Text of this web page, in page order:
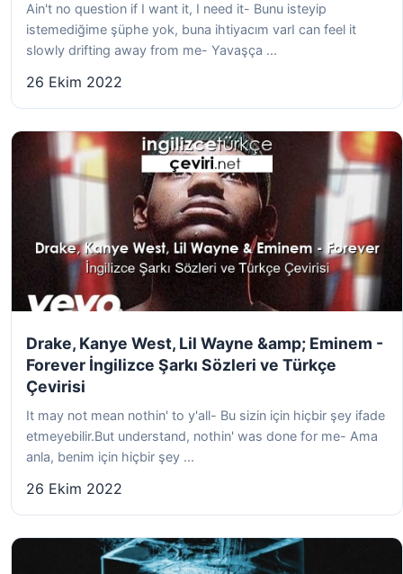
Ain't no question if I want it, I need it- Bunu isteyip
istemediğime şüphe yok, buna ihtiyacım varI can feel it
slowly drifting away from me- Yavaşça ...
26 Ekim 2022
Drake, Kanye West, Lil Wayne &amp; Eminem -
Forever İngilizce Şarkı Sözleri ve Türkçe
Çevirisi
It may not mean nothin' to y'all- Bu sizin için hiçbir şey ifade
etmeyebilir.But understand, nothin' was done for me- Ama
anla, benim için hiçbir şey ...
26 Ekim 2022